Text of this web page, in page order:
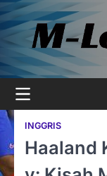
Skip
to
content
INGGRIS
Haaland